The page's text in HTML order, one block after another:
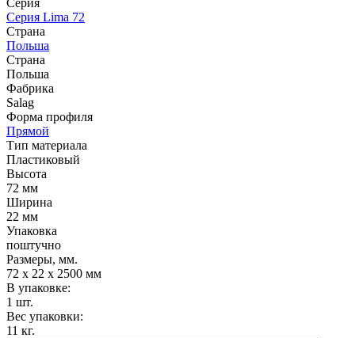
Серия Lima 72
Страна
Польша
Страна
Польша
Фабрика
Salag
Форма профиля
Прямой
Тип материала
Пластиковый
Высота
72 мм
Ширина
22 мм
Упаковка
поштучно
Размеры, мм.
72 х 22 х 2500 мм
В упаковке:
1 шт.
Вес упаковки:
11 кг.